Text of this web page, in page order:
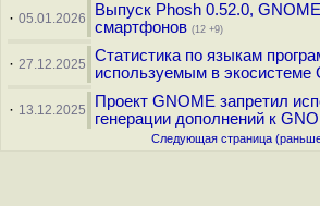
· 05.01.2026
Выпуск Phosh 0.52.0,
смартфонов (12 +9)
· 27.12.2025
Статистика по языкам
используемым в экосистеме
· 13.12.2025
Проект GNOME запретил
генерации дополнений к
Следующая страница